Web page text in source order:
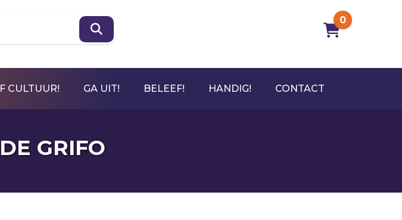
0
CULTUUR! GA UIT! BELEEF! HANDIG! CONTACT
GRIFO